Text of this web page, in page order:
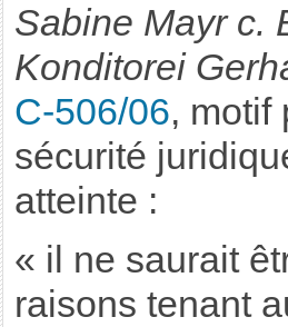
Sabine Mayr c.
Konditorei
C-506/06, motif
sécurité
atteinte :
« il ne saurait
raisons tenant